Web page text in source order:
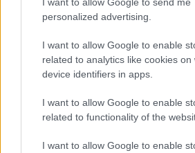
personalized advertising.
I want to allow Google to enable
related to analytics like cookies on
device identifiers in apps.
I want to allow Google to enable
related to functionality of the
I want to allow Google to enable
Sigue leyendo